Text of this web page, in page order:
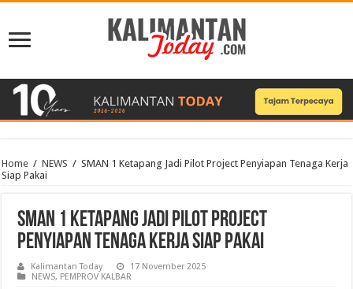
Home / NEWS / SMAN 1 Ketapang Jadi Pilot Project Penyiapan Tenaga Kerja
Siap Pakai
SMAN 1 Ketapang Jadi Pilot Project
Penyiapan Tenaga Kerja Siap Pakai
Kalimantan Today
17 November 2025
NEWS, PEMPROV KALBAR